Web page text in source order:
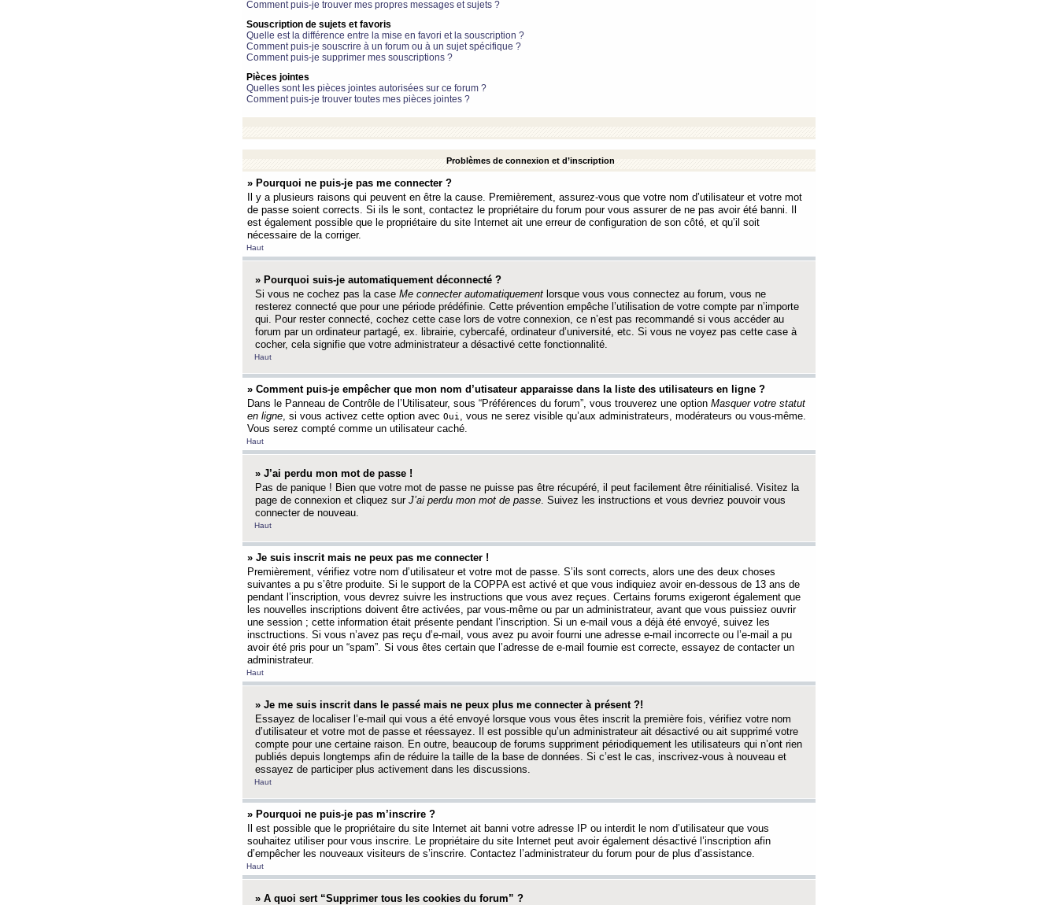
Comment puis-je trouver mes propres messages et sujets ?
Souscription de sujets et favoris
Quelle est la différence entre la mise en favori et la souscription ?
Comment puis-je souscrire à un forum ou à un sujet spécifique ?
Comment puis-je supprimer mes souscriptions ?
Pièces jointes
Quelles sont les pièces jointes autorisées sur ce forum ?
Comment puis-je trouver toutes mes pièces jointes ?
Problèmes de connexion et d’inscription
» Pourquoi ne puis-je pas me connecter ?
Il y a plusieurs raisons qui peuvent en être la cause. Premièrement, assurez-vous que votre nom d’utilisateur et votre mot
de passe soient corrects. Si ils le sont, contactez le propriétaire du forum pour vous assurer de ne pas avoir été banni. Il
est également possible que le propriétaire du site Internet ait une erreur de configuration de son côté, et qu’il soit
nécessaire de la corriger.
Haut
» Pourquoi suis-je automatiquement déconnecté ?
Si vous ne cochez pas la case Me connecter automatiquement lorsque vous vous connectez au forum, vous ne
resterez connecté que pour une période prédéfinie. Cette prévention empêche l’utilisation de votre compte par n’importe
qui. Pour rester connecté, cochez cette case lors de votre connexion, ce n’est pas recommandé si vous accéder au
forum par un ordinateur partagé, ex. librairie, cybercafé, ordinateur d’université, etc. Si vous ne voyez pas cette case à
cocher, cela signifie que votre administrateur a désactivé cette fonctionnalité.
Haut
» Comment puis-je empêcher que mon nom d’utisateur apparaisse dans la liste des utilisateurs en ligne ?
Dans le Panneau de Contrôle de l’Utilisateur, sous “Préférences du forum”, vous trouverez une option Masquer votre statut
en ligne, si vous activez cette option avec Oui , vous ne serez visible qu’aux administrateurs, modérateurs ou vous-même.
Vous serez compté comme un utilisateur caché.
Haut
» J’ai perdu mon mot de passe !
Pas de panique ! Bien que votre mot de passe ne puisse pas être récupéré, il peut facilement être réinitialisé. Visitez la
page de connexion et cliquez sur J’ai perdu mon mot de passe. Suivez les instructions et vous devriez pouvoir vous
connecter de nouveau.
Haut
» Je suis inscrit mais ne peux pas me connecter !
Premièrement, vérifiez votre nom d’utilisateur et votre mot de passe. S’ils sont corrects, alors une des deux choses
suivantes a pu s’être produite. Si le support de la COPPA est activé et que vous indiquiez avoir en-dessous de 13 ans de
pendant l’inscription, vous devrez suivre les instructions que vous avez reçues. Certains forums exigeront également que
les nouvelles inscriptions doivent être activées, par vous-même ou par un administrateur, avant que vous puissiez ouvrir
une session ; cette information était présente pendant l’inscription. Si un e-mail vous a déjà été envoyé, suivez les
insctructions. Si vous n’avez pas reçu d’e-mail, vous avez pu avoir fourni une adresse e-mail incorrecte ou l’e-mail a pu
avoir été pris pour un “spam”. Si vous êtes certain que l’adresse de e-mail fournie est correcte, essayez de contacter un
administrateur.
Haut
» Je me suis inscrit dans le passé mais ne peux plus me connecter à présent ?!
Essayez de localiser l’e-mail qui vous a été envoyé lorsque vous vous êtes inscrit la première fois, vérifiez votre nom
d’utilisateur et votre mot de passe et réessayez. Il est possible qu’un administrateur ait désactivé ou ait supprimé votre
compte pour une certaine raison. En outre, beaucoup de forums suppriment périodiquement les utilisateurs qui n’ont rien
publiés depuis longtemps afin de réduire la taille de la base de données. Si c’est le cas, inscrivez-vous à nouveau et
essayez de participer plus activement dans les discussions.
Haut
» Pourquoi ne puis-je pas m’inscrire ?
Il est possible que le propriétaire du site Internet ait banni votre adresse IP ou interdit le nom d’utilisateur que vous
souhaitez utiliser pour vous inscrire. Le propriétaire du site Internet peut avoir également désactivé l’inscription afin
d’empêcher les nouveaux visiteurs de s’inscrire. Contactez l’administrateur du forum pour de plus d’assistance.
Haut
» A quoi sert “Supprimer tous les cookies du forum” ?